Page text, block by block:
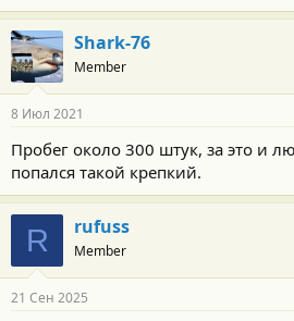
Shark-76
Member
8 Июл 2021
Пробег около 300 штук, за это и
попался такой крепкий.
R rufuss
Member
21 Сен 2025